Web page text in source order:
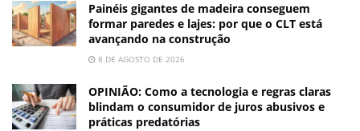
Painéis gigantes de madeira conseguem
formar paredes e lajes: por que o CLT está
avançando na construção
8 DE AGOSTO DE 2026
OPINIÃO: Como a tecnologia e regras claras
blindam o consumidor de juros abusivos e
práticas predatórias